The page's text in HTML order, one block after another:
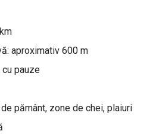
aproximativ 600 m
cu pauze
pământ, zone de chei, plaiuri